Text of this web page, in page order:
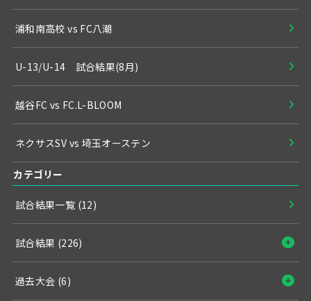
浦和南高校 vs FC八潮
U-13/U-14 試合結果(8月)
越谷FC vs FC.L-BLOOM
ネクサスSV vs 埼玉オーステン
カテゴリー
試合結果一覧 (12)
試合結果 (226)
過去大会 (6)